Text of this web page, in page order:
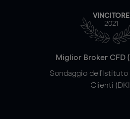
VINCITORE
2021
Miglior Broker CFD
Sondaggio dell'Istituto
Clienti